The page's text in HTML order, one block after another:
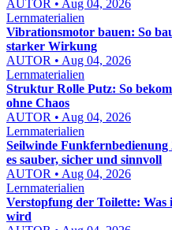
AUTOR • Aug 04, 2026
Lernmaterialien
Vibrationsmotor bauen: So
starker Wirkung
AUTOR • Aug 04, 2026
Lernmaterialien
Struktur Rolle Putz: So
ohne Chaos
AUTOR • Aug 04, 2026
Lernmaterialien
Seilwinde Funkfernbedienung
es sauber, sicher und sinnvoll
AUTOR • Aug 04, 2026
Lernmaterialien
Verstopfung der Toilette: Was
wird